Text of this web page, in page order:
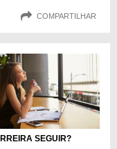
COMPARTILHAR
SEGUIR?